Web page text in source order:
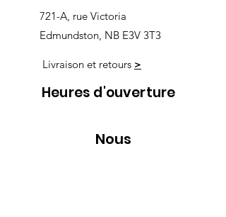
721-A, rue Victoria
Edmundston, NB E3V 3T3
Livraison et retours >
Heures d'ouverture
Nous